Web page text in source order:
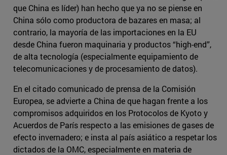
que China es líder) han hecho que ya no se piense en
China sólo como productora de bazares en masa; al
contrario, la mayoría de las importaciones en la EU
desde China fueron maquinaria y productos “high-end”,
de alta tecnología (especialmente equipamiento de
telecomunicaciones y de procesamiento de datos).
En el citado comunicado de prensa de la Comisión
Europea, se advierte a China de que hagan frente a los
compromisos adquiridos en los Protocolos de Kyoto y
Acuerdos de París respecto a las emisiones de gases de
efecto invernadero; e insta al país asiático a respetar los
dictados de la OMC, especialmente en materia de